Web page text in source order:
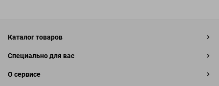
Каталог товаров
Специально для вас
О сервисе